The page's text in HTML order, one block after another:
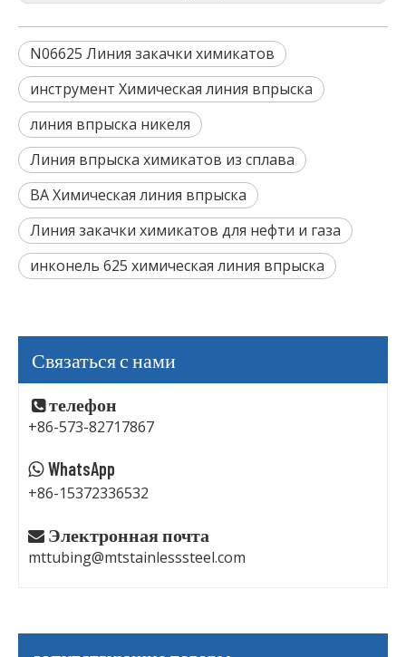
N06625 Линия закачки химикатов
инструмент Химическая линия впрыска
линия впрыска никеля
Линия впрыска химикатов из сплава
BA Химическая линия впрыска
Линия закачки химикатов для нефти и газа
инконель 625 химическая линия впрыска
Связаться с нами
 телефон
+86-573-82717867
 WhatsApp
+86-15372336532
 Электронная почта
mttubing@mtstainlesssteel.com